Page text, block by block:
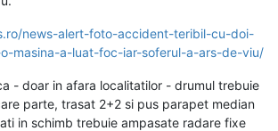
news-alert-foto-accident-teribil-cu-doi-
masina-a-luat-foc-iar-soferul-a-ars-de-viu/
- doar in afara localitatilor - drumul trebuie
parte, trasat 2+2 si pus parapet median
in schimb trebuie ampasate radare fixe